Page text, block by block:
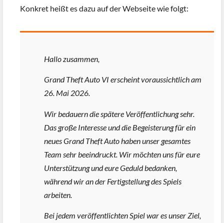
Konkret heißt es dazu auf der Webseite wie folgt:
Hallo zusammen,
Grand Theft Auto VI erscheint voraussichtlich am
26. Mai 2026.
Wir bedauern die spätere Veröffentlichung sehr.
Das große Interesse und die Begeisterung für ein
neues Grand Theft Auto haben unser gesamtes
Team sehr beeindruckt. Wir möchten uns für eure
Unterstützung und eure Geduld bedanken,
während wir an der Fertigstellung des Spiels
arbeiten.
Bei jedem veröffentlichten Spiel war es unser Ziel,